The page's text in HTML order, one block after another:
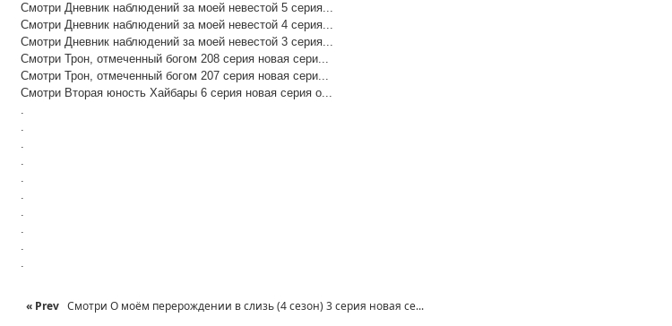
Смотри Дневник наблюдений за моей невестой 5 серия...
Смотри Дневник наблюдений за моей невестой 4 серия...
Смотри Дневник наблюдений за моей невестой 3 серия...
Смотри Трон, отмеченный богом 208 серия новая сери...
Смотри Трон, отмеченный богом 207 серия новая сери...
Смотри Вторая юность Хайбары 6 серия новая серия о...
.
.
.
.
.
.
.
.
.
.
« Prev Смотри О моём перерождении в слизь (4 сезон) 3 серия новая се...